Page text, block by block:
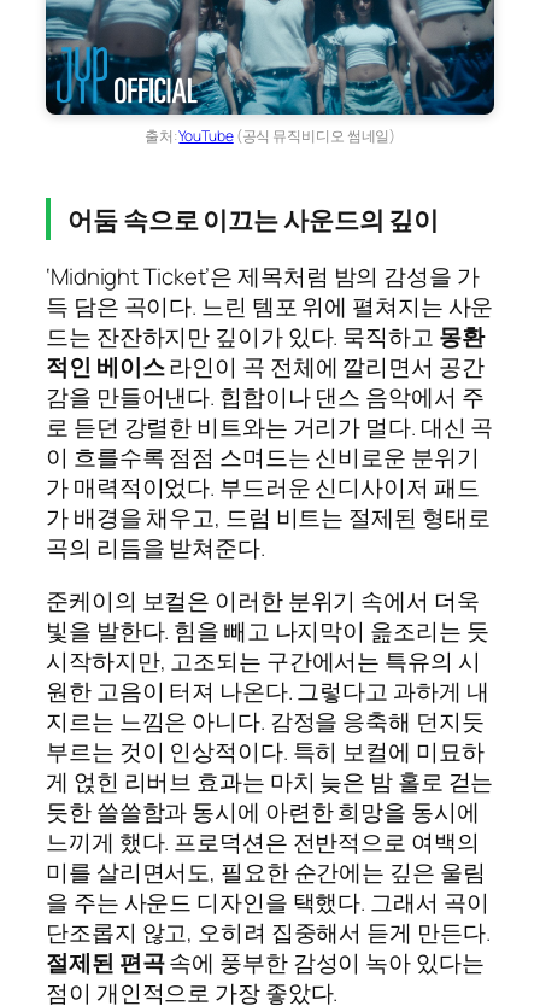
출처:YouTube(공식 뮤직비디오 썸네일)
어둠 속으로 이끄는 사운드의 깊이
‘Midnight Ticket’은 제목처럼 밤의 감성을 가
득 담은 곡이다. 느린 템포 위에 펼쳐지는 사운
드는 잔잔하지만 깊이가 있다. 묵직하고 몽환
적인 베이스라인이 곡 전체에 깔리면서 공간
감을 만들어낸다. 힙합이나 댄스 음악에서 주
로 듣던 강렬한 비트와는 거리가 멀다. 대신 곡
이 흐를수록 점점 스며드는 신비로운 분위기
가 매력적이었다. 부드러운 신디사이저 패드
가 배경을 채우고, 드럼 비트는 절제된 형태로
곡의 리듬을 받쳐준다.
준케이의 보컬은 이러한 분위기 속에서 더욱
빛을 발한다. 힘을 빼고 나지막이 읊조리는 듯
시작하지만, 고조되는 구간에서는 특유의 시
원한 고음이 터져 나온다. 그렇다고 과하게 내
지르는 느낌은 아니다. 감정을 응축해 던지듯
부르는 것이 인상적이다. 특히 보컬에 미묘하
게 얹힌 리버브 효과는 마치 늦은 밤 홀로 걷는
듯한 쓸쓸함과 동시에 아련한 희망을 동시에
느끼게 했다. 프로덕션은 전반적으로 여백의
미를 살리면서도, 필요한 순간에는 깊은 울림
을 주는 사운드 디자인을 택했다. 그래서 곡이
단조롭지 않고, 오히려 집중해서 듣게 만든다.
절제된 편곡속에 풍부한 감성이 녹아 있다는
점이 개인적으로 가장 좋았다.